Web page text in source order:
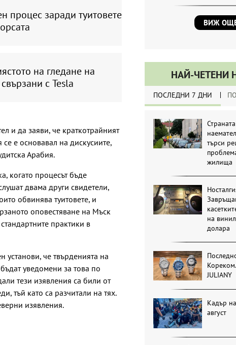
процес заради туитовете
на гледане на
с Tesla
и да заяви, че краткотрайният
е основавал на дискусиите,
Арабия.
когато процесът бъде
двама други свидетели,
обвинява туитовете, и
оповестяване на Мъск
практики в
че твърденията на
уведомени за това по
тези изявления са били от
тъй като са разчитали на тях.
изявления.
ВИЖ
НАЙ-ЧЕТЕНИ
ПОСЛЕДНИ 7 ДНИ
търси
жилища
на
долара
JULIANY
Кадър
август